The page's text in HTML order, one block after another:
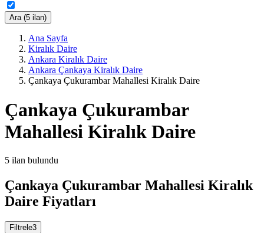
Ara (5 ilan)
Ana Sayfa
Kiralık Daire
Ankara Kiralık Daire
Ankara Çankaya Kiralık Daire
Çankaya Çukurambar Mahallesi Kiralık Daire
Çankaya Çukurambar
Mahallesi Kiralık Daire
5 ilan bulundu
Çankaya Çukurambar Mahallesi Kiralık
Daire Fiyatları
Filtrele3